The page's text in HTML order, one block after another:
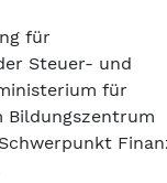
für
Steuer- und
für
Bildungszentrum